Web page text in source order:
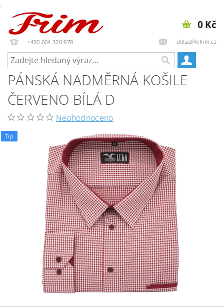
.
+420 604 328 978 dotaz@efrim.cz
0 Kč
PÁNSKÁ NADMĚRNÁ KOŠILE
ČERVENO BÍLÁ D
Neohodnoceno
Tip